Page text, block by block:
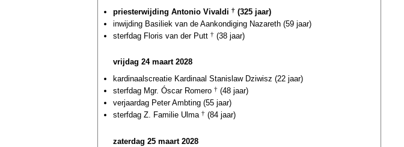
priesterwijding Antonio Vivaldi † (325 jaar)
inwijding Basiliek van de Aankondiging Nazareth (59 jaar)
sterfdag Floris van der Putt † (38 jaar)
vrijdag 24 maart 2028
kardinaalscreatie Kardinaal Stanislaw Dziwisz (22 jaar)
sterfdag Mgr. Óscar Romero † (48 jaar)
verjaardag Peter Ambting (55 jaar)
sterfdag Z. Familie Ulma † (84 jaar)
zaterdag 25 maart 2028